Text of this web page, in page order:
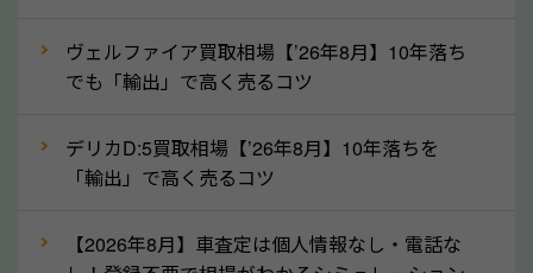
でも高価買取が可能なケースは珍しくないため、まず
はWebで簡単にできる無料査定をお試しください。
実績」で確認できます。
⑤車内の簡単な清掃で買取価格アップも！
しばらく乗っていない車は、車内のシートや座席の下
ヴェルファイア買取相場【’26年8月】10年落ち
でも「輸出」で高く売るコツ
デリカD:5買取相場【’26年8月】10年落ちを
「輸出」で高く売るコツ
【2026年8月】車査定は個人情報なし・電話な